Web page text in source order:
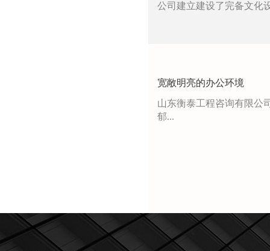
公司建立建设了完备文化
宽敞明亮的办公环境
山东衡泰工程咨询有限公
郁...